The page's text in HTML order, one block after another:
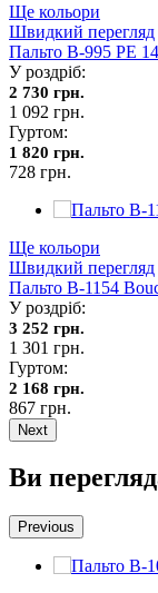
Ще кольори
Швидкий перегляд
Пальто В-995 PE
У роздріб:
2 730 грн.
1 092 грн.
Гуртом:
1 820 грн.
728 грн.
Ще кольори
Швидкий перегляд
Пальто В-1154
У роздріб:
3 252 грн.
1 301 грн.
Гуртом:
2 168 грн.
867 грн.
Next
Ви
Previous